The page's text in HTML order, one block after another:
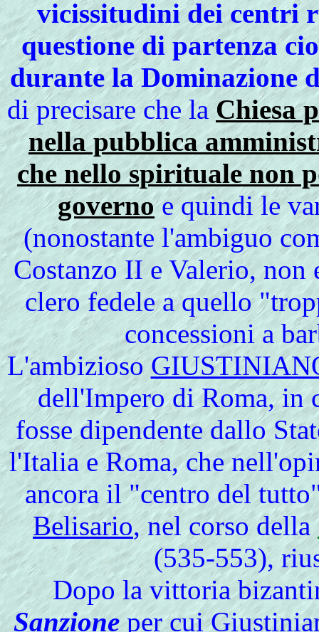
vicissitudini dei centri
questione di partenza
durante la Dominazione
di precisare che laChiesa
nella pubblica
che nello spirituale non
governoe quindi le
(nonostante l'ambiguo
Costanzo II e Valerio,
clero fedele a quello
concessioni a
L'ambizioso
dell'Impero di Roma, in
fosse dipendente dallo
l'Italia e Roma, che
ancora il "centro del
Belisario, nel corso della
(535-553),
Dopo la vittoria
Sanzioneper cui